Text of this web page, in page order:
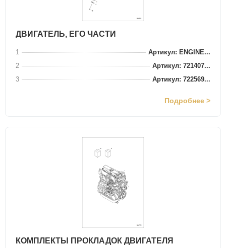
ДВИГАТЕЛЬ, ЕГО ЧАСТИ
1
Артикул: ENGINE...
2
Артикул: 721407...
3
Артикул: 722569...
Подробнее >
КОМПЛЕКТЫ ПРОКЛАДОК ДВИГАТЕЛЯ